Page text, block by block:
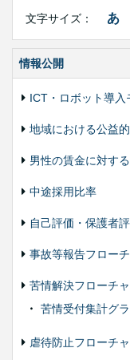
合
更
文字サイズ： あ
情報公開
ICT・ロボット導
地域における公益
男性の賃金に対す
中途採用比率
自己評価・保護者
事故等報告フロー
苦情解決フローチ
苦情受付集計グ
虐待防止フローチ